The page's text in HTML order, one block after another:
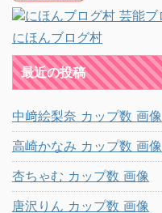
にほんブログ村
最近の投稿
中﨑絵梨奈 カップ数 画像
高崎かなみ カップ数 画像
杏ちゃむ カップ数 画像
唐沢りん カップ数 画像